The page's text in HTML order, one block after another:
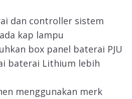
dan controller sistem
kap lampu
box panel baterai PJU
baterai Lithium lebih
menggunakan merk